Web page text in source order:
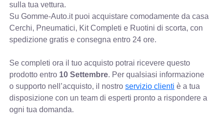
sulla tua vettura.
Su Gomme-Auto.it puoi acquistare comodamente da casa
Cerchi, Pneumatici, Kit Completi e Ruotini di scorta, con
spedizione gratis e consegna entro 24 ore.
Se completi ora il tuo acquisto potrai ricevere questo
prodotto entro 10 Settembre. Per qualsiasi informazione
o supporto nell’acquisto, il nostroservizio clienti è a tua
disposizione con un team di esperti pronto a rispondere a
ogni tua domanda.